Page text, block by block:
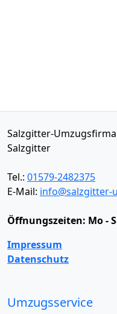
Salzgitter-
Salzgitter
Tel.: 01579-2482375
E-Mail:
Öffnungszeiten: Mo -
Impressum
Datenschutz
Umzugsservice